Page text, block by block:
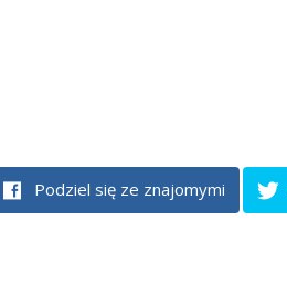
Podziel się ze znajomymi